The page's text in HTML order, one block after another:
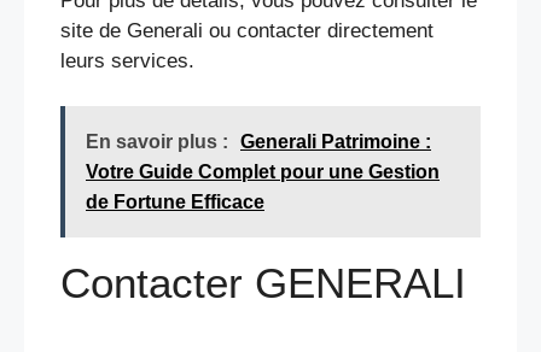
site de Generali ou contacter directement
leurs services​​.
En savoir plus :
Generali Patrimoine :
Votre Guide Complet pour une Gestion
de Fortune Efficace
Contacter GENERALI